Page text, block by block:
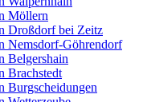
Möllern
Droßdorf bei Zeitz
Nemsdorf-Göhrendorf
Belgershain
Brachstedt
Burgscheidungen